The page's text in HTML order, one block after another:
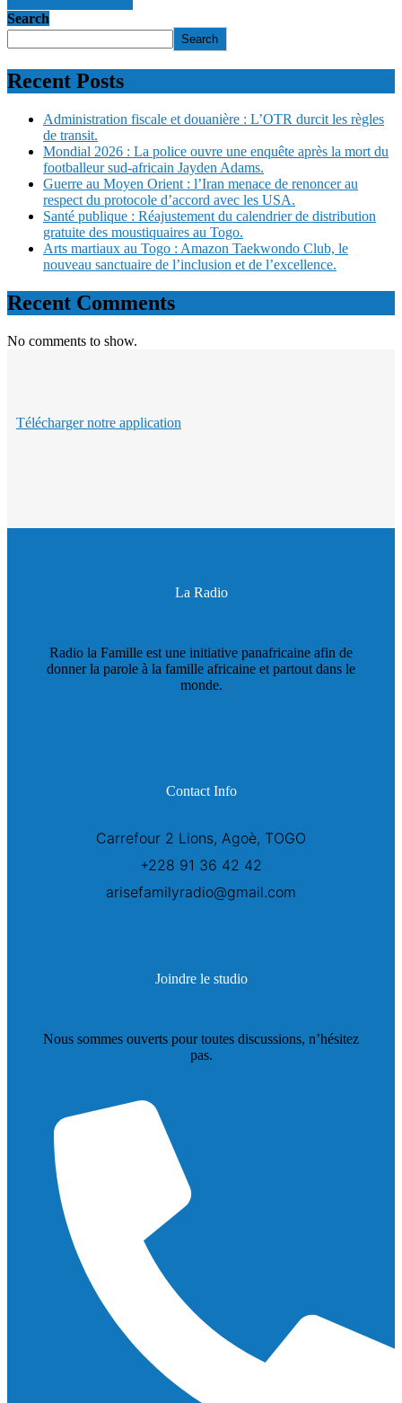
Search
Search
Recent Posts
Administration fiscale et douanière : L’OTR durcit les règles
de transit.
Mondial 2026 : La police ouvre une enquête après la mort du
footballeur sud-africain Jayden Adams.
Guerre au Moyen Orient : l’Iran menace de renoncer au
respect du protocole d’accord avec les USA.
Santé publique : Réajustement du calendrier de distribution
gratuite des moustiquaires au Togo.
Arts martiaux au Togo : Amazon Taekwondo Club, le
nouveau sanctuaire de l’inclusion et de l’excellence.
Recent Comments
No comments to show.
Télécharger notre application
La Radio
Radio la Famille est une initiative panafricaine afin de
donner la parole à la famille africaine et partout dans le
monde.
Contact Info
Carrefour 2 Lions, Agoè, TOGO
+228 91 36 42 42
arisefamilyradio@gmail.com
Joindre le studio
Nous sommes ouverts pour toutes discussions, n’hésitez
pas.